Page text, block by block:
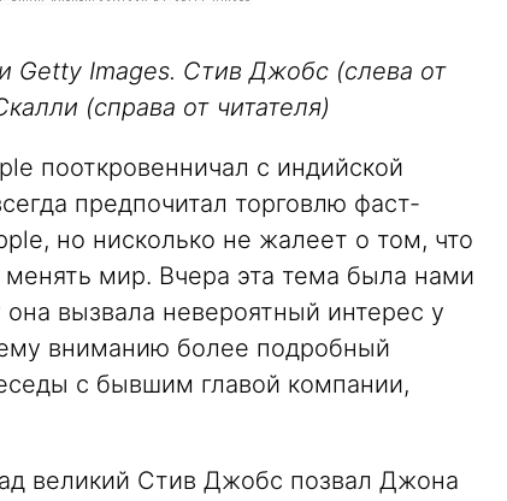
Getty Images. Стив Джобс (слева от
(справа от читателя)
пооткровенничал с индийской
предпочитал торговлю фаст-
но нисколько не жалеет о том, что
мир. Вчера эта тема была нами
вызвала невероятный интерес у
вниманию более подробный
с бывшим главой компании,
великий Стив Джобс позвал Джона